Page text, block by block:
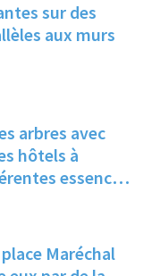
sur des
aux murs
arbres avec
hôtels à
essences
la place du
Maréchal